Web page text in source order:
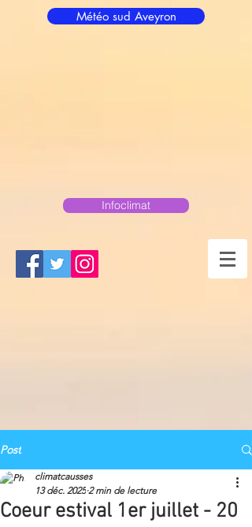
Météo sud Aveyron
Infoclimat
Post
Coeur estival 1er juillet - 20
climatcausses
13 déc. 2025 2 min de lecture